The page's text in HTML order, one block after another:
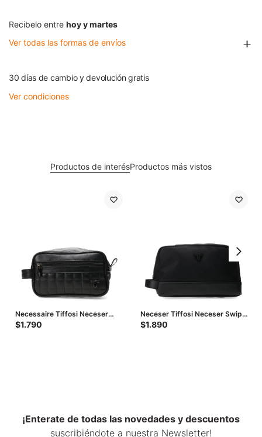
Recibelo entre hoy y martes
Ver todas las formas de envíos
30 días de cambio y devolución gratis
Ver condiciones
Productos de interésProductos más vistos
Necessaire Tiffosi Neceser
Cuadrille - Negro
$1.790
Neceser Tiffosi Neceser Swipe
- Negro
$1.890
¡Enterate de todas las novedades y descuentos
suscribiéndote a nuestra Newsletter!